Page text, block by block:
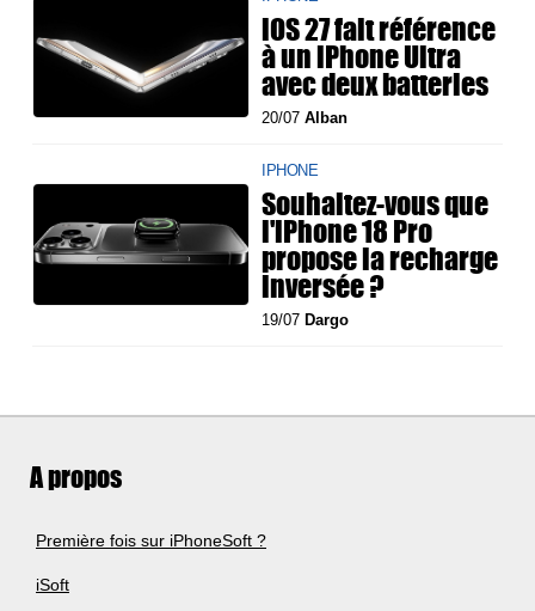
iOS 27 fait référence
à un iPhone Ultra
avec deux batteries
20/07Alban
IPHONE
Souhaitez-vous que
l'iPhone 18 Pro
propose la recharge
inversée ?
19/07Dargo
A propos
Première fois sur iPhoneSoft ?
iSoft